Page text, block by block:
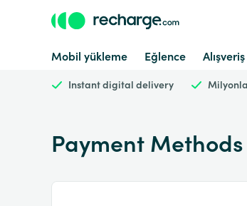
Mobil yükleme Eğlence Alışveriş
Instant digital delivery
Payment Methods